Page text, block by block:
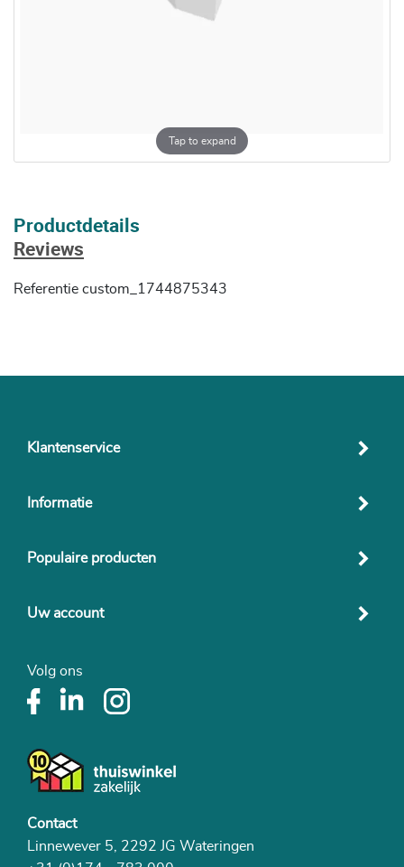
Tap to expand
Productdetails
Reviews
Referentie custom_1744875343
Klantenservice
Informatie
Populaire producten
Uw account
Volg ons
Contact
Linnewever 5, 2292 JG Wateringen